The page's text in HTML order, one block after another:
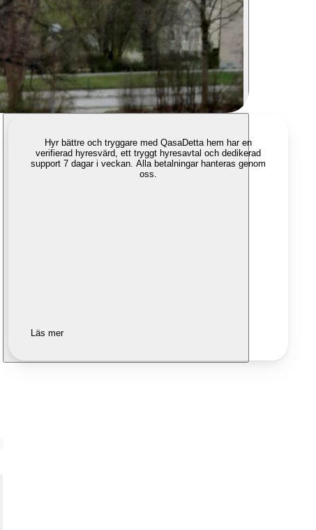
Hyr bättre och tryggare med QasaDetta hem har en
verifierad hyresvärd, ett tryggt hyresavtal och dedikerad
support 7 dagar i veckan. Alla betalningar hanteras genom
oss.
Läs mer